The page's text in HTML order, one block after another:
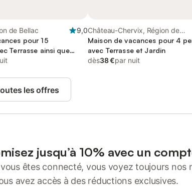
de Bellac
9,0
pour 15
Terrasse ainsi que
Château-Chervix, Région de
Limoges
Maison de vacances pour 4
avec Terrasse et Jardin
dès38 €par nuit
les offres
jusqu’à 10% avec un
êtes connecté, vous voyez toujours nos
avez accès à des réductions exclusives.